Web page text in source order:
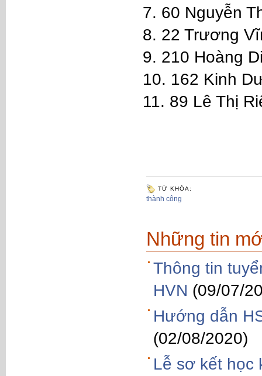
7. 60 Nguyễn
8. 22 Trương
9. 210 Hoàng
10. 162 Kinh
11. 89 Lê Thị
TỪ KHÓA:
thành công
Những tin
Thông tin
HVN (09/07/
Hướng dẫn
(02/08/2020)
Lễ sơ kết học